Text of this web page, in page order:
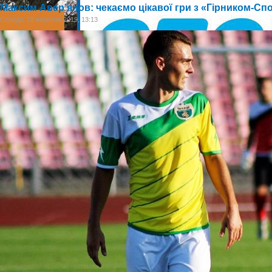
Максим Авер’янов: чекаємо цікавої гри з «Гірником-
Середа, 18 вересня 2019, 13:13